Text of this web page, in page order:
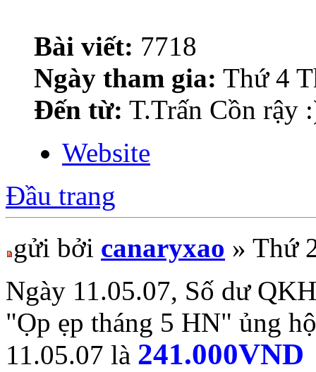
Bài viết: 7718
Ngày tham gia: Thứ 4
Đến từ: T.Trấn Cồn rậy
Website
Đầu trang
gửi bởi canaryxao » Thứ
Ngày 11.05.07, Số dư
"Ọp ẹp tháng 5 HN" ủng
11.05.07 là 241.000VND